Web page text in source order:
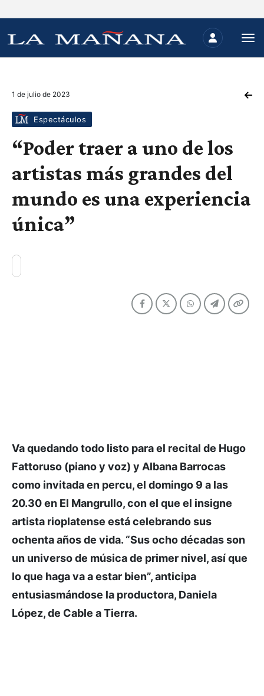
1 de julio de 2023
Espectáculos
“Poder traer a uno de los
artistas más grandes del
mundo es una experiencia
única”
Va quedando todo listo para el recital de Hugo
Fattoruso (piano y voz) y Albana Barrocas
como invitada en percu, el domingo 9 a las
20.30 en El Mangrullo, con el que el insigne
artista rioplatense está celebrando sus
ochenta años de vida. “Sus ocho décadas son
un universo de música de primer nivel, así que
lo que haga va a estar bien”, anticipa
entusiasmándose la productora, Daniela
López, de Cable a Tierra.